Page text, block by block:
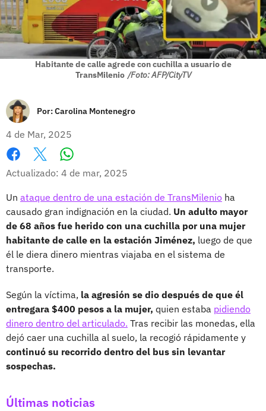
Habitante de calle agrede con cuchilla a usuario de
TransMilenio /Foto: AFP/CityTV
Por:Carolina Montenegro
4 de Mar, 2025
Facebook
X
Actualizado: 4 de mar, 2025
Un ataque dentro de una estación de TransMilenio ha
causado gran indignación en la ciudad. Un adulto mayor
de 68 años fue herido con una cuchilla por una mujer
habitante de calle en la estación Jiménez, luego de que
él le diera dinero mientras viajaba en el sistema de
transporte.
Según la víctima, la agresión se dio después de que él
entregara $400 pesos a la mujer, quien estaba pidiendo
dinero dentro del articulado. Tras recibir las monedas, ella
dejó caer una cuchilla al suelo, la recogió rápidamente y
continuó su recorrido dentro del bus sin levantar
sospechas.
Últimas noticias